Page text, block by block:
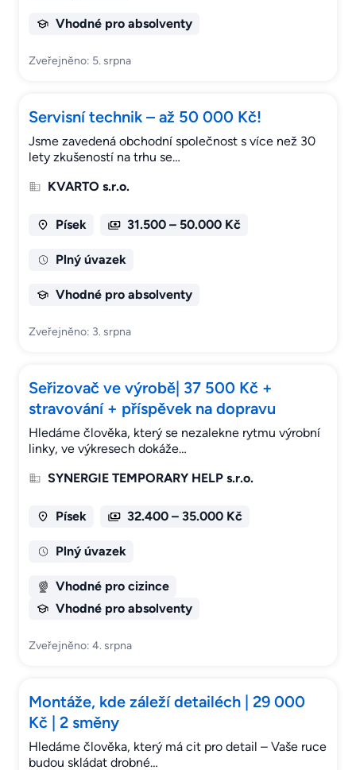
Vhodné pro absolventy
Zveřejněno: 5. srpna
Servisní technik – až 50 000 Kč!
Jsme zavedená obchodní společnost s více než 30
lety zkušeností na trhu se…
KVARTO s.r.o.
Písek 31.500 – 50.000 Kč
Plný úvazek
Vhodné pro absolventy
Zveřejněno: 3. srpna
Seřizovač ve výrobě| 37 500 Kč +
stravování + příspěvek na dopravu
Hledáme člověka, který se nezalekne rytmu výrobní
linky, ve výkresech dokáže…
SYNERGIE TEMPORARY HELP s.r.o.
Písek 32.400 – 35.000 Kč
Plný úvazek
Vhodné pro cizince
Vhodné pro absolventy
Zveřejněno: 4. srpna
Montáže, kde záleží detailéch | 29 000
Kč | 2 směny
Hledáme člověka, který má cit pro detail – Vaše ruce
budou skládat drobné…